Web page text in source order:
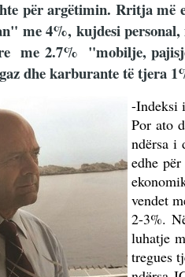
për argëtimin. Rritja më
me 4%, kujdesi
me 2.7% "mobilje,
dhe karburante të tjera
-Indeksi
Por ato
ndërsa i
edhe
vendet
2-3%.
luhatje
tregues